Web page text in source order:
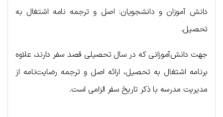
دانش آموزان و دانشجویان: اصل و ترجمه نامه اشتغال به
تحصیل.
جهت دانش‌آموزانی که در سال تحصیلی قصد سفر دارند، علاوه
برنامه اشتغال به تحصیل، ارائه اصل و ترجمه رضایت‌نامه از
مدیریت مدرسه با ذکر تاریخ سفر الزامی است.